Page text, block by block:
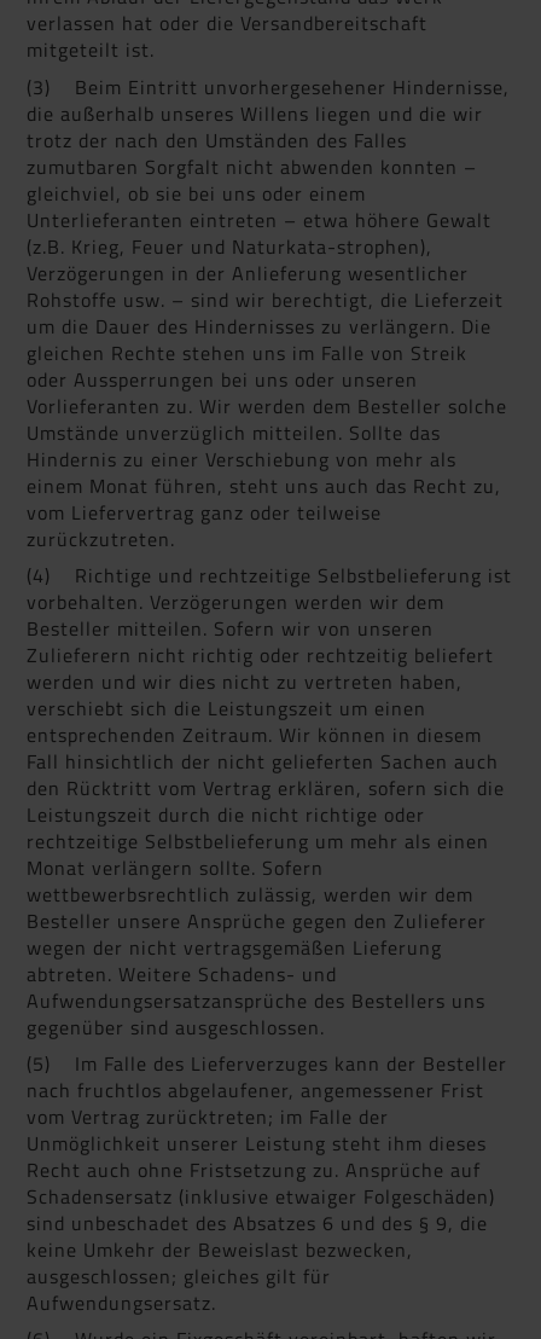
verlassen hat oder die Versandbereitschaft
mitgeteilt ist.
(3) Beim Eintritt unvorhergesehener Hindernisse,
die außerhalb unseres Willens liegen und die wir
trotz der nach den Umständen des Falles
zumutbaren Sorgfalt nicht abwenden konnten –
gleichviel, ob sie bei uns oder einem
Unterlieferanten eintreten – etwa höhere Gewalt
(z.B. Krieg, Feuer und Naturkata-strophen),
Verzögerungen in der Anlieferung wesentlicher
Rohstoffe usw. – sind wir berechtigt, die Lieferzeit
um die Dauer des Hindernisses zu verlängern. Die
gleichen Rechte stehen uns im Falle von Streik
oder Aussperrungen bei uns oder unseren
Vorlieferanten zu. Wir werden dem Besteller solche
Umstände unverzüglich mitteilen. Sollte das
Hindernis zu einer Verschiebung von mehr als
einem Monat führen, steht uns auch das Recht zu,
vom Liefervertrag ganz oder teilweise
zurückzutreten.
(4) Richtige und rechtzeitige Selbstbelieferung ist
vorbehalten. Verzögerungen werden wir dem
Besteller mitteilen. Sofern wir von unseren
Zulieferern nicht richtig oder rechtzeitig beliefert
werden und wir dies nicht zu vertreten haben,
verschiebt sich die Leistungszeit um einen
entsprechenden Zeitraum. Wir können in diesem
Fall hinsichtlich der nicht gelieferten Sachen auch
den Rücktritt vom Vertrag erklären, sofern sich die
Leistungszeit durch die nicht richtige oder
rechtzeitige Selbstbelieferung um mehr als einen
Monat verlängern sollte. Sofern
wettbewerbsrechtlich zulässig, werden wir dem
Besteller unsere Ansprüche gegen den Zulieferer
wegen der nicht vertragsgemäßen Lieferung
abtreten. Weitere Schadens- und
Aufwendungsersatzansprüche des Bestellers uns
gegenüber sind ausgeschlossen.
(5) Im Falle des Lieferverzuges kann der Besteller
nach fruchtlos abgelaufener, angemessener Frist
vom Vertrag zurücktreten; im Falle der
Unmöglichkeit unserer Leistung steht ihm dieses
Recht auch ohne Fristsetzung zu. Ansprüche auf
Schadensersatz (inklusive etwaiger Folgeschäden)
sind unbeschadet des Absatzes 6 und des § 9, die
keine Umkehr der Beweislast bezwecken,
ausgeschlossen; gleiches gilt für
Aufwendungsersatz.